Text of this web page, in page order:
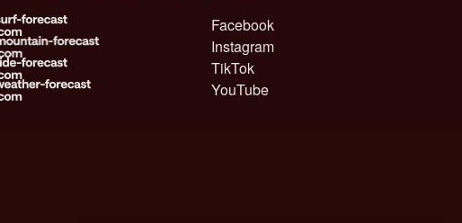
Facebook
Instagram
TikTok
YouTube